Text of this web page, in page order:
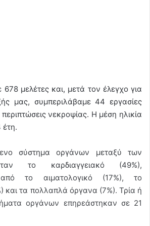
678 μελέτες και, μετά τον έλεγχο για
μας, συμπεριλάβαμε 44 εργασίες
νεκροψίας. Η μέση ηλικία
σύστημα οργάνων μεταξύ των
το καρδιαγγειακό (49%),
το αιματολογικό (17%), το
και τα πολλαπλά όργανα (7%). Τρία ή
οργάνων επηρεάστηκαν σε 21